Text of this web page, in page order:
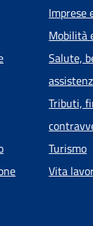
Imprese
Mobilità
Salute,
Tributi,
Turismo
Vita